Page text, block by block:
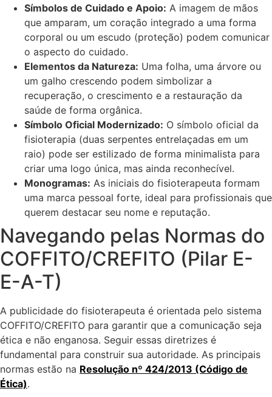
Símbolos de Cuidado e Apoio: A imagem de mãos
que amparam, um coração integrado a uma forma
corporal ou um escudo (proteção) podem comunicar
o aspecto do cuidado.
Elementos da Natureza: Uma folha, uma árvore ou
um galho crescendo podem simbolizar a
recuperação, o crescimento e a restauração da
saúde de forma orgânica.
Símbolo Oficial Modernizado: O símbolo oficial da
fisioterapia (duas serpentes entrelaçadas em um
raio) pode ser estilizado de forma minimalista para
criar uma logo única, mas ainda reconhecível.
Monogramas: As iniciais do fisioterapeuta formam
uma marca pessoal forte, ideal para profissionais que
querem destacar seu nome e reputação.
Navegando pelas Normas do
COFFITO/CREFITO (Pilar E-
E-A-T)
A publicidade do fisioterapeuta é orientada pelo sistema
COFFITO/CREFITO para garantir que a comunicação seja
ética e não enganosa. Seguir essas diretrizes é
fundamental para construir sua autoridade. As principais
normas estão na Resolução nº 424/2013 (Código de
Ética).